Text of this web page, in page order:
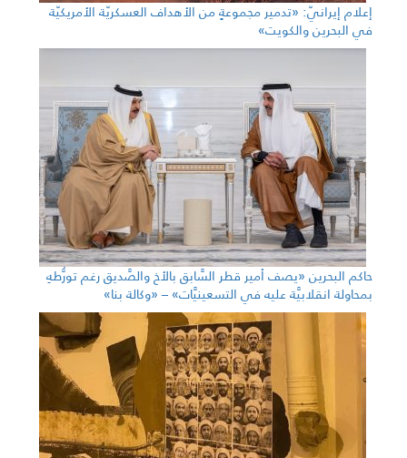
إعلام إيرانيّ: «تدمير مجموعةٍ من الأهداف العسكريّة الأمريكيّة
في البحرين والكويت»
حاكم البحرين «يصف أمير قطر السَّابق بالأخ والصَّديق رغم تورُّطهِ
بمحاولة انقلابيَّة عليه في التسعينيَّات» – «وكالة بنا»